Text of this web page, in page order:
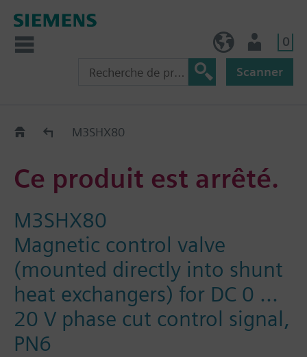
0
Scanner
Old2NewM3SHX80
Ce produit est arrêté.
M3SHX80
Magnetic control valve
(mounted directly into shunt
heat exchangers) for DC 0 ...
20 V phase cut control signal,
PN6